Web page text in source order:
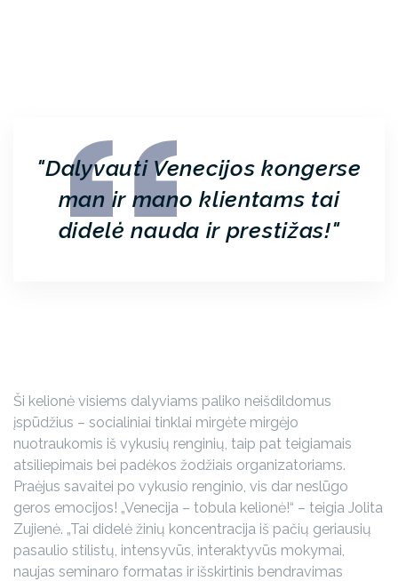
Dalyvauti Venecijos kongerse
man ir mano klientams tai
didelė nauda ir prestižas!
Ši kelionė visiems dalyviams paliko neišdildomus
įspūdžius – socialiniai tinklai mirgėte mirgėjo
nuotraukomis iš vykusių renginių, taip pat teigiamais
atsiliepimais bei padėkos žodžiais organizatoriams.
Praėjus savaitei po vykusio renginio, vis dar neslūgo
geros emocijos! „Venecija – tobula kelionė!“ – teigia Jolita
Zujienė. „Tai didelė žinių koncentracija iš pačių geriausių
pasaulio stilistų, intensyvūs, interaktyvūs mokymai,
naujas seminaro formatas ir išskirtinis bendravimas